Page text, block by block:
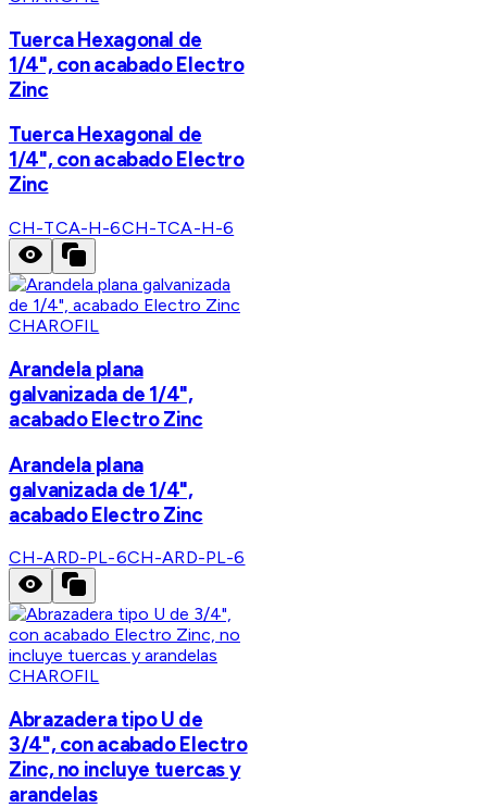
Tuerca Hexagonal de
1/4", con acabado Electro
Zinc
Tuerca Hexagonal de
1/4", con acabado Electro
Zinc
CH-TCA-H-6CH-TCA-H-6
CHAROFIL
Arandela plana
galvanizada de 1/4",
acabado Electro Zinc
Arandela plana
galvanizada de 1/4",
acabado Electro Zinc
CH-ARD-PL-6CH-ARD-PL-6
CHAROFIL
Abrazadera tipo U de
3/4", con acabado Electro
Zinc, no incluye tuercas y
arandelas